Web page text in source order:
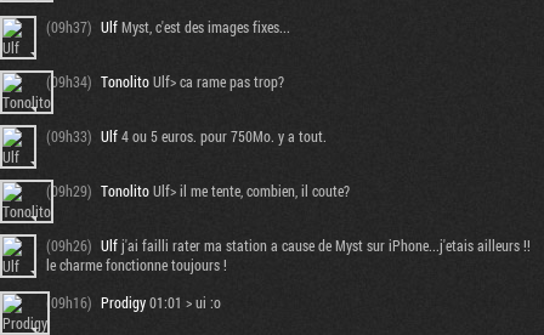
(09h37) UlfMyst, c'est des images fixes...
(09h34) TonolitoUlf> ca rame pas trop?
(09h33) Ulf4 ou 5 euros. pour 750Mo. y a tout.
(09h29) TonolitoUlf> il me tente, combien, il coute?
(09h26) Ulfj'ai failli rater ma station a cause de Myst sur iPhone...j'etais ailleurs !!
le charme fonctionne toujours !
(09h16) Prodigy01:01 > ui :o